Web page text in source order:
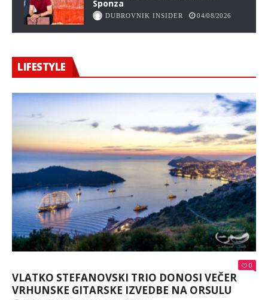
Sponza
DUBROVNIK INSIDER 04/08/2026
LIFESTYLE
0
VLATKO STEFANOVSKI TRIO DONOSI VEČER
VRHUNSKE GITARSKE IZVEDBE NA ORSULU